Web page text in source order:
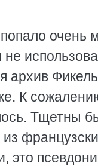
очень
архив
К
Тщетны
это